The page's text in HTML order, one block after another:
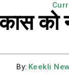
को
By: Keekli